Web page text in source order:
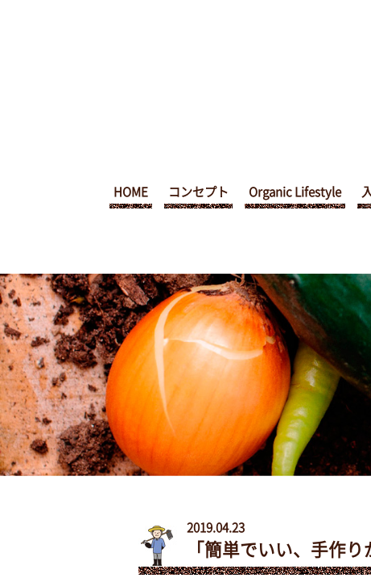
HOME コンセプト Organic Lifestyle
2019.04.23
「簡単でいい、手作り